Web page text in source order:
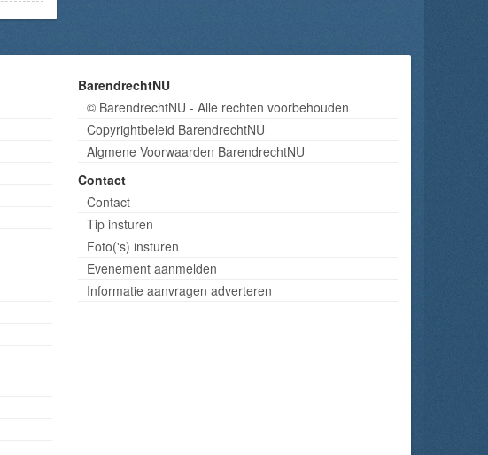
BarendrechtNU
© BarendrechtNU - Alle rechten voorbehouden
Copyrightbeleid BarendrechtNU
Algmene Voorwaarden BarendrechtNU
Contact
Contact
Tip insturen
Foto('s) insturen
Evenement aanmelden
Informatie aanvragen adverteren